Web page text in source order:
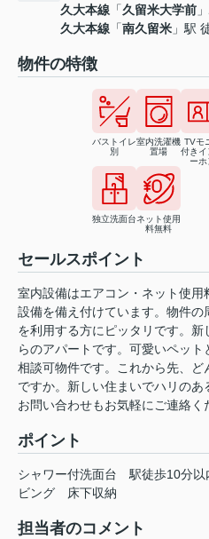
久大本線 「久留米大学前
久大本線 「南久留米 」駅
物件の特徴
バストイレ
別
室内洗濯機
置場
TVモ
付きイ
ーホ
独立洗面台ネット使用
料無料
セールスポイント
室内設備はエアコン・ネット使
設備を備え付けています。物件
を利用する方にピッタリです。
らのアパートです。可愛いペッ
相談可物件です。これから先、
ですか。新しい住まいでハリのあ
お問い合わせもお気軽にご連絡く
ポイント
シャワー付洗面台 駅徒歩10分以
ビング
床下収納
担当者のコメント